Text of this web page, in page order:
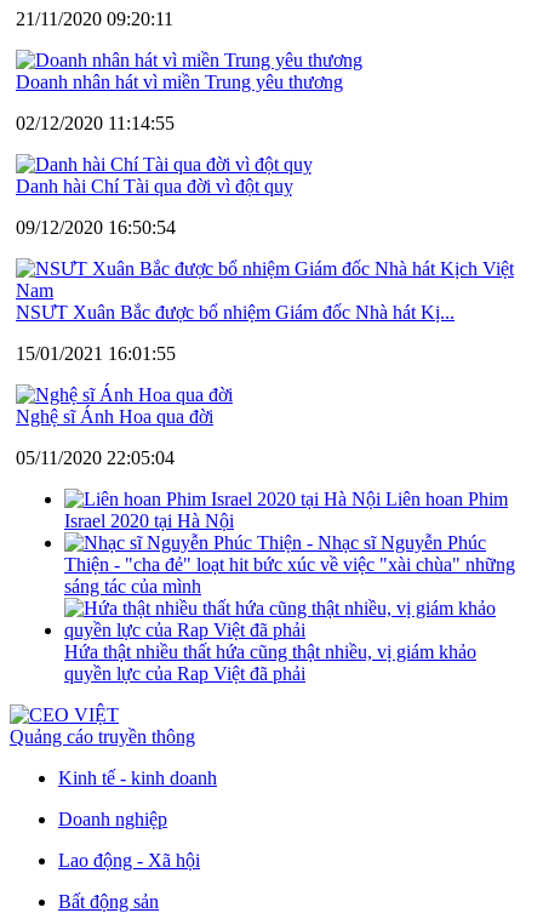
21/11/2020 09:20:11
Doanh nhân hát vì miền Trung yêu thương
02/12/2020 11:14:55
Danh hài Chí Tài qua đời vì đột quỵ
09/12/2020 16:50:54
NSƯT Xuân Bắc được bổ nhiệm Giám đốc Nhà hát Kị...
15/01/2021 16:01:55
Nghệ sĩ Ánh Hoa qua đời
05/11/2020 22:05:04
Liên hoan Phim
Israel 2020 tại Hà Nội
Nhạc sĩ Nguyễn Phúc
Thiện - "cha đẻ" loạt hit bức xúc về việc "xài chùa" những
sáng tác của mình
Hứa thật nhiều thất hứa cũng thật nhiều, vị giám khảo
quyền lực của Rap Việt đã phải
Quảng cáo truyền thông
Kinh tế - kinh doanh
Doanh nghiệp
Lao động - Xã hội
Bất động sản